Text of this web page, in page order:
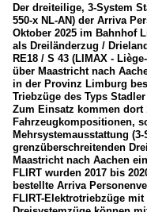
Der dreiteilige, 3-System
550-x NL-AN) der Arriva
Oktober 2025 im Bahnhof
als Dreiländerzug /
RE18 / S 43 (LIMAX -
über Maastricht nach
in der Provinz Limburg
Triebzüge des Typs
Zum Einsatz kommen
Fahrzeugkompositionen,
Mehrsystemausstattung
grenzüberschreitenden
Maastricht nach Aachen
FLIRT wurden 2017 bis
bestellte Arriva
FLIRT-Elektrotriebzüge